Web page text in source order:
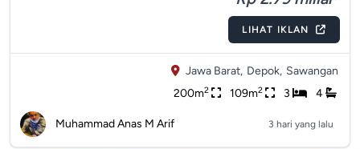
LIHAT IKLAN
Jawa Barat, Depok, Sawangan
200m2 109m2 3 4
Muhammad Anas M Arif 3 hari yang lalu